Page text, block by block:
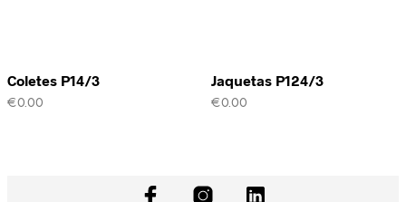
Coletes P14/3
€0.00
Jaquetas P124/3
€0.00